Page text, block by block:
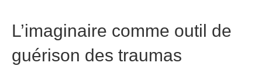
L’imaginaire comme outil de
guérison des traumas